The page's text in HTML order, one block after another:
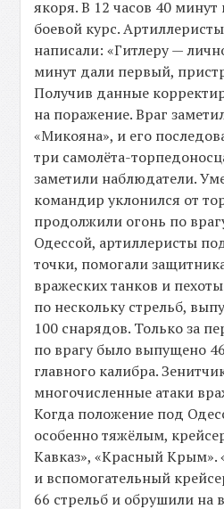
якоря. В 12 часов 40 минут
боевой курс.
написали: «Гитлеру —
минут дали первый,
Получив данные
на поражение. Враг
«Микояна», и его
три самолёта-
заметили наблюдатели.
командир уклонился от
продолжили огонь по
Одессой, артиллеристы
точки, помогали
вражеских танков и
по нескольку стрельб,
100 снарядов. Только за
по врагу было выпущено
главного калибра.
многочисленные атаки
Когда положение под
особенно тяжёлым,
Кавказ», «Красный Крым».
и вспомогательный
66 стрельб и обрушили на